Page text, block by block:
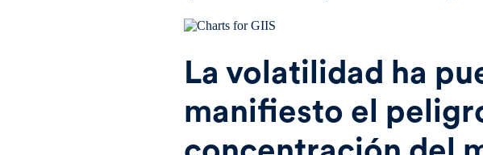
La volatilidad ha
manifiesto el